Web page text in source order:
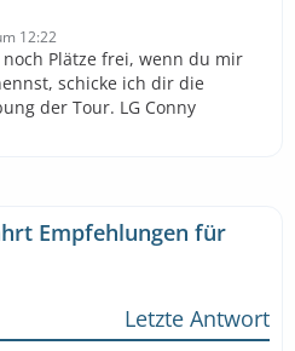
12:22
Plätze frei, wenn du mir
schicke ich dir die
der Tour. LG Conny
Empfehlungen für
Letzte Antwort